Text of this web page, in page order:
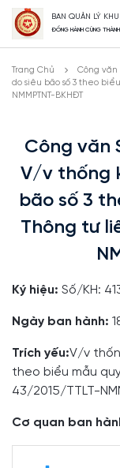
BAN QUẢN LÝ
ĐỒNG HÀNH CÙNG
Trang Chủ
Công văn
do siêu bão số 3 theo
NMMPTNT-BKHĐT
Công văn
V/v thống
bão số 3
Thông tư
Ký hiệu: Số/KH:
Ngày ban hành:
Trích yếu:V/v
theo biểu mẫu
43/2015/TTLT-
Cơ quan ban